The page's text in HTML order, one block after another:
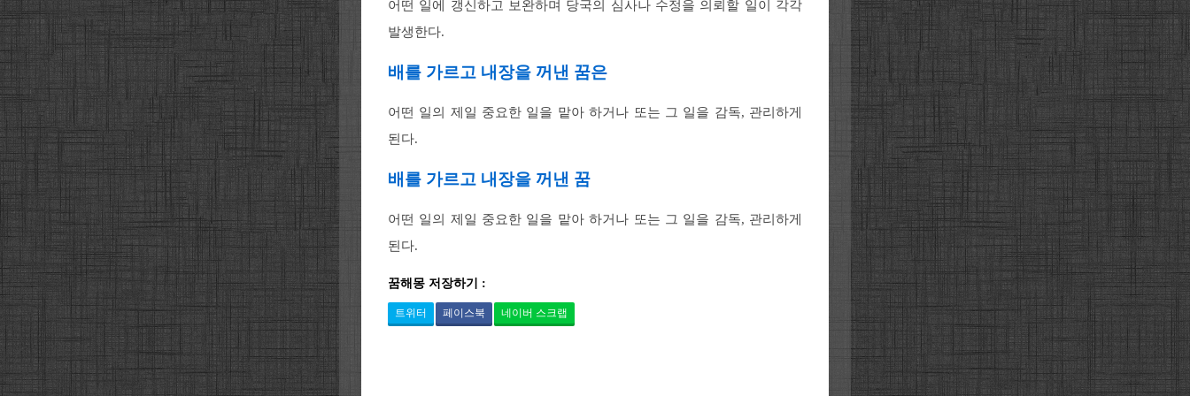
어떤 일에 갱신하고 보완하며 당국의 심사나 수정을 의뢰할 일이 각각
발생한다.
배를 가르고 내장을 꺼낸 꿈은
어떤 일의 제일 중요한 일을 맡아 하거나 또는 그 일을 감독, 관리하게
된다.
배를 가르고 내장을 꺼낸 꿈
어떤 일의 제일 중요한 일을 맡아 하거나 또는 그 일을 감독, 관리하게
된다.
꿈해몽 저장하기 :
트위터 페이스북 네이버 스크랩